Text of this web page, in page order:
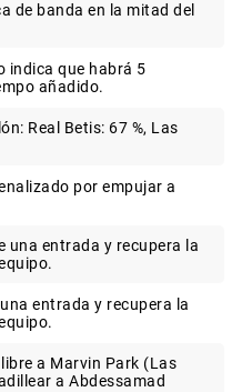
de banda en la mitad del
indica que habrá 5
añadido.
Real Betis: 67 %, Las
por empujar a
una entrada y recupera la
entrada y recupera la
a Marvin Park (Las
a Abdessamad